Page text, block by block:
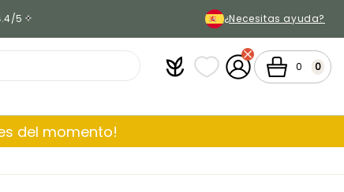
5 ¿Necesitas ayuda?
PlantfitMis listas de favoritos
Mi cuenta
Cesta0 0
del momento!